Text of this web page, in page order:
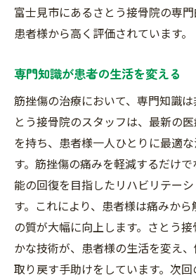
富士見市にあるさとう接骨院の専
患者様から高く評価されています。
専門知識が患者の生活を変える
筋挫傷の治療において、専門知識
とう接骨院のスタッフは、最新の
を持ち、患者様一人ひとりに最適
す。筋挫傷の痛みを軽減するだけ
能の回復を目指したリハビリテー
す。これにより、患者様は痛みか
の質が大幅に向上します。さとう
かな技術が、患者様の生活を変え
取り戻す手助けをしています。次